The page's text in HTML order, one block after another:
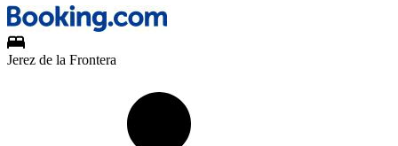
Jerez de la Frontera